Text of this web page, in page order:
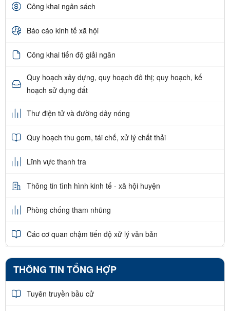
Công khai ngân sách
Báo cáo kinh tế xã hội
Công khai tiến độ giải ngân
Quy hoạch xây dựng, quy hoạch đô thị; quy hoạch, kế
hoạch sử dụng đất
Thư điện tử và đường dây nóng
Quy hoạch thu gom, tái chế, xử lý chất thải
Lĩnh vực thanh tra
Thông tin tình hình kinh tế - xã hội huyện
Phòng chống tham nhũng
Các cơ quan chậm tiến độ xử lý văn bản
THÔNG TIN TỔNG HỢP
Tuyên truyền bầu cử